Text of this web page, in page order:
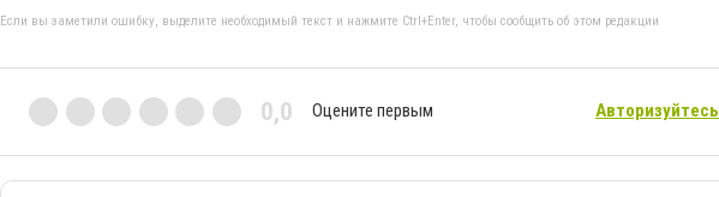
Если вы заметили ошибку, выделите необходимый текст и нажмите Ctrl+Enter, чтобы сообщить об этом редакции
0,0 Оцените первым Авторизуйтесь